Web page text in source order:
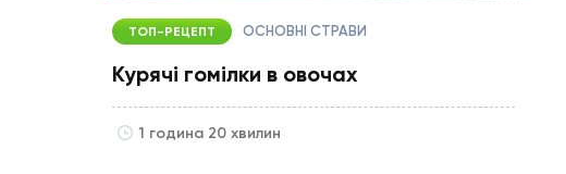
ТОП-РЕЦЕПТ ОСНОВНІ СТРАВИ
Курячі гомілки в овочах
1 година 20 хвилин